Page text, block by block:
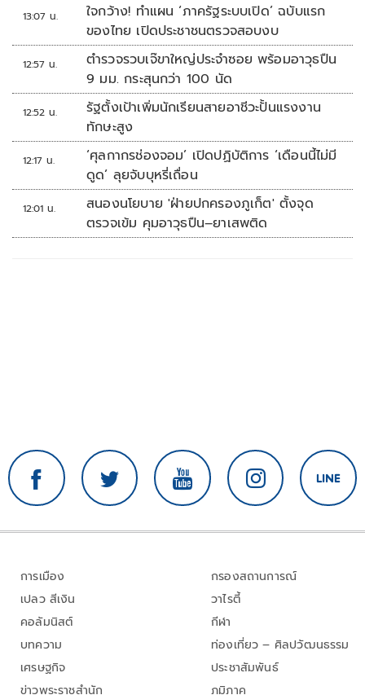
13:07 น.
ใจกว้าง! ทำแผน ‘ภาครัฐระบบเปิด’ ฉบับแรก
ของไทย เปิดประชาชนตรวจสอบงบ
12:57 น.
ตำรวจรวบเจ๊ขาใหญ่ประจำซอย พร้อมอาวุธปืน
9 มม. กระสุนกว่า 100 นัด
12:52 น.
รัฐตั้งเป้าเพิ่มนักเรียนสายอาชีวะปั้นแรงงาน
ทักษะสูง
12:17 น.
‘ศุลกากรช่องจอม’ เปิดปฏิบัติการ ‘เดือนนี้ไม่มี
ดูด’ ลุยจับบุหรี่เถื่อน
12:01 น.
สนองนโยบาย 'ฝ่ายปกครองภูเก็ต' ตั้งจุด
ตรวจเข้ม คุมอาวุธปืน–ยาเสพติด
การเมือง
เปลว สีเงิน
คอลัมนิสต์
บทความ
เศรษฐกิจ
ข่าวพระราชสำนัก
กรองสถานการณ์
วาไรตี้
กีฬา
ท่องเที่ยว – ศิลปวัฒนธรรม
ประชาสัมพันธ์
ภูมิภาค